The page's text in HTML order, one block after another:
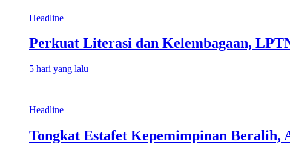
Headline
Perkuat Literasi dan Kelembagaan,
5 hari yang lalu
Headline
Tongkat Estafet Kepemimpinan